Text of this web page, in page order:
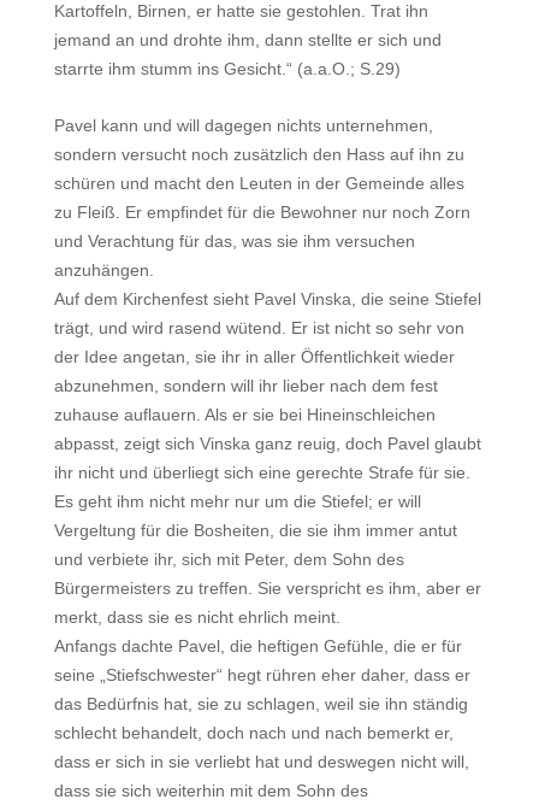
Kartoffeln, Birnen, er hatte sie gestohlen. Trat ihn
jemand an und drohte ihm, dann stellte er sich und
starrte ihm stumm ins Gesicht.“ (a.a.O.; S.29)
Pavel kann und will dagegen nichts unternehmen,
sondern versucht noch zusätzlich den Hass auf ihn zu
schüren und macht den Leuten in der Gemeinde alles
zu Fleiß. Er empfindet für die Bewohner nur noch Zorn
und Verachtung für das, was sie ihm versuchen
anzuhängen.
Auf dem Kirchenfest sieht Pavel Vinska, die seine Stiefel
trägt, und wird rasend wütend. Er ist nicht so sehr von
der Idee angetan, sie ihr in aller Öffentlichkeit wieder
abzunehmen, sondern will ihr lieber nach dem fest
zuhause auflauern. Als er sie bei Hineinschleichen
abpasst, zeigt sich Vinska ganz reuig, doch Pavel glaubt
ihr nicht und überliegt sich eine gerechte Strafe für sie.
Es geht ihm nicht mehr nur um die Stiefel; er will
Vergeltung für die Bosheiten, die sie ihm immer antut
und verbiete ihr, sich mit Peter, dem Sohn des
Bürgermeisters zu treffen. Sie verspricht es ihm, aber er
merkt, dass sie es nicht ehrlich meint.
Anfangs dachte Pavel, die heftigen Gefühle, die er für
seine „Stiefschwester“ hegt rühren eher daher, dass er
das Bedürfnis hat, sie zu schlagen, weil sie ihn ständig
schlecht behandelt, doch nach und nach bemerkt er,
dass er sich in sie verliebt hat und deswegen nicht will,
dass sie sich weiterhin mit dem Sohn des